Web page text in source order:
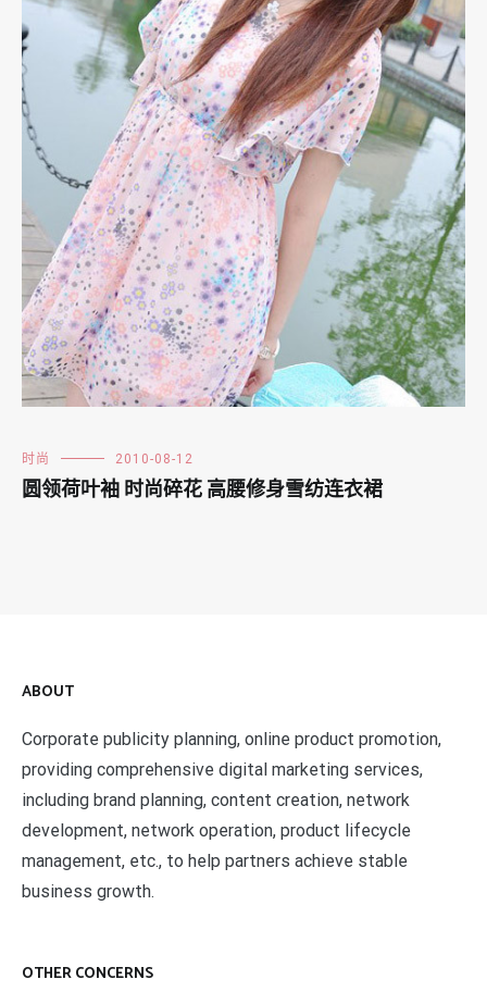
时尚 2010-08-12
圆领荷叶袖 时尚碎花 高腰修身雪纺连衣裙
ABOUT
Corporate publicity planning, online product promotion,
providing comprehensive digital marketing services,
including brand planning, content creation, network
development, network operation, product lifecycle
management, etc., to help partners achieve stable
business growth.
OTHER CONCERNS